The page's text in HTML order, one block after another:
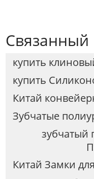
Связанный
купить
купить
Китай
Зубчатые
зубчатый
Китай Замки